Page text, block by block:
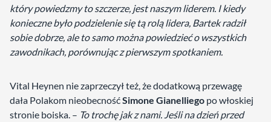
który powiedzmy to szczerze, jest naszym liderem. I kiedy
konieczne było podzielenie się tą rolą lidera, Bartek radził
sobie dobrze, ale to samo można powiedzieć o wszystkich
zawodnikach, porównując z pierwszym spotkaniem.
Vital Heynen nie zaprzeczył też, że dodatkową przewagę
dała Polakom nieobecnośćSimone Gianelliego po włoskiej
stronie boiska. – To trochę jak z nami. Jeśli na dzień przed